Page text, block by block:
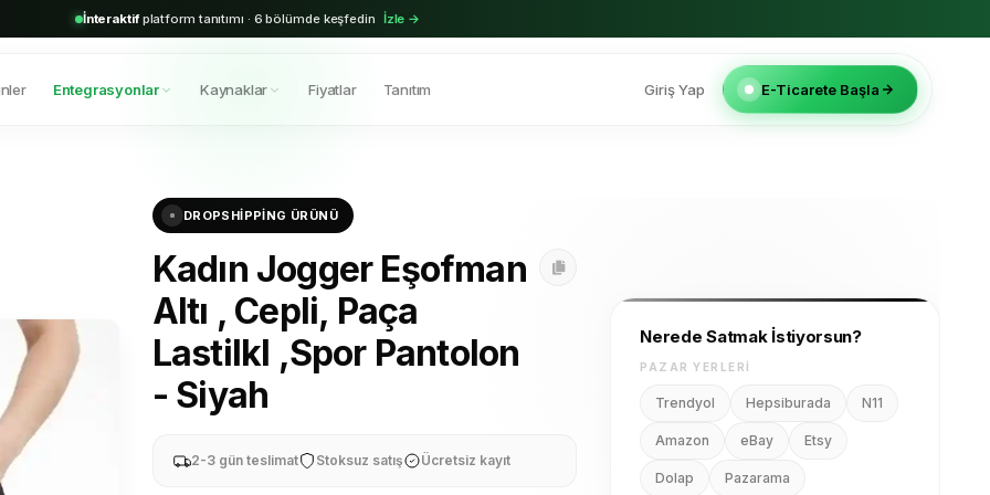
aktif bayi · Shopify & Trendyol entegrasyonu hazır Hemen başla →
Entegrasyonlar Kaynaklar Fiyatlar Tanıtım Giriş Yap E-Ticarete Başla
DROPSHIPPING ÜRÜNÜ
Kadın Jogger Eşofman
Altı , Cepli, Paça
Lastilkl ,Spor Pantolon
- Siyah
2-3 gün teslimat Stoksuz satış Ücretsiz kayıt
Nerede Satmak İstiyorsun?
PAZAR YERLERI
Trendyol Hepsiburada N11
Amazon eBay Etsy
Dolap Pazarama